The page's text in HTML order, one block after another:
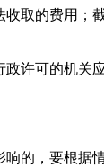
取的费用；
许可的机关
的，要根据